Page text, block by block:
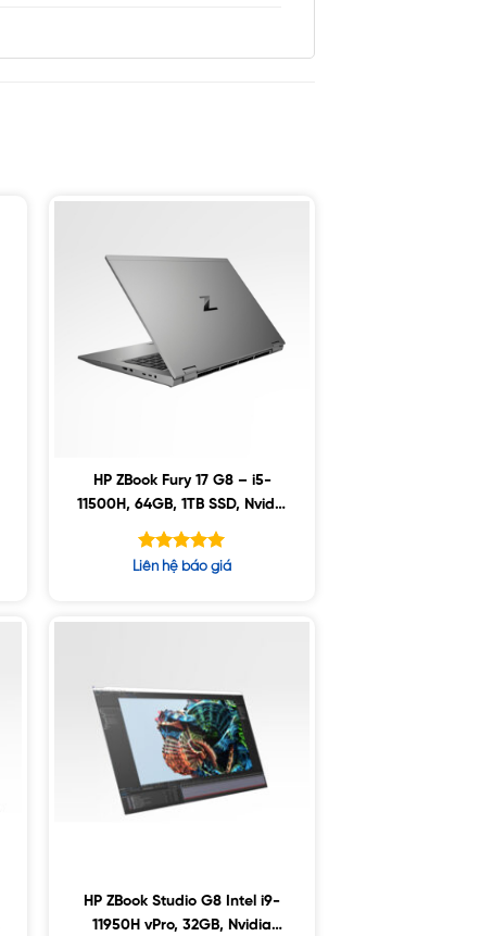
HP ZBook Fury 17 G8 – i5-
11500H, 64GB, 1TB SSD, Nvidia
A4000 8GB, 17.3″ UHD, Win10
Được xếp
Liên hệ báo giá
HP ZBook Studio G8 Intel i9-
11950H vPro, 32GB, Nvidia